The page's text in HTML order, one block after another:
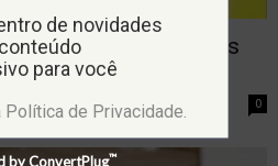
Do Indivíduo: Notas
de 2020 0
de novidades
para você
de Privacidade.
by ConvertPlug™